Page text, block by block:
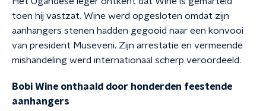
toen hij vastzat. Wine werd opgesloten omdat zijn
aanhangers stenen hadden gegooid naar een konvooi
van president Museveni. Zijn arrestatie en vermeende
mishandeling werd internationaal scherp veroordeeld.
Bobi Wine onthaald door honderden feestende
aanhangers